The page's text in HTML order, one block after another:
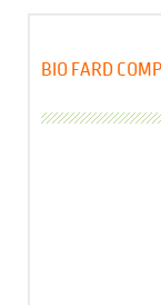
BIO FARD